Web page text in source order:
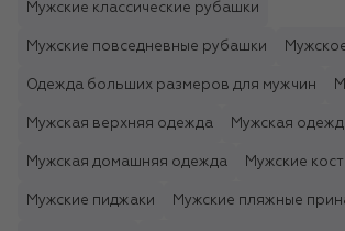
Мужские классические рубашки
Мужские повседневные рубашки
Одежда больших размеров для мужчин
Мужская верхняя одежда Мужская
Мужская домашняя одежда Мужские
Мужские пиджаки Мужские пляжные